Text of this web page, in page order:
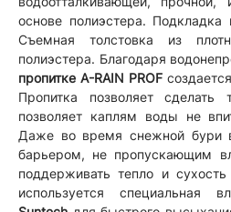
основе полиэстера. Подкладка
Съемная толстовка из
полиэстера. Благодаря
пропитке A-RAIN PROF
Пропитка позволяет сделать
позволяет каплям воды не
Даже во время снежной бури
барьером, не пропускающим
поддерживать тепло и
используется специальная